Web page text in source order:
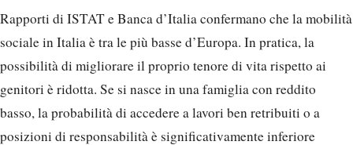
Rapporti di ISTAT e Banca d’Italia confermano che la mobilità
sociale in Italia è tra le più basse d’Europa. In pratica, la
possibilità di migliorare il proprio tenore di vita rispetto ai
genitori è ridotta. Se si nasce in una famiglia con reddito
basso, la probabilità di accedere a lavori ben retribuiti o a
posizioni di responsabilità è significativamente inferiore